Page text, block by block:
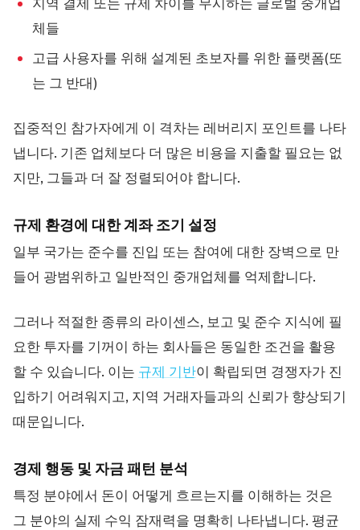
체들
고급 사용자를 위해 설계된 초보자를 위한 플랫폼(또
는 그 반대)
집중적인 참가자에게 이 격차는 레버리지 포인트를 나타
냅니다. 기존 업체보다 더 많은 비용을 지출할 필요는 없
지만, 그들과 더 잘 정렬되어야 합니다.
규제 환경에 대한 계좌 조기 설정
일부 국가는 준수를 진입 또는 참여에 대한 장벽으로 만
들어 광범위하고 일반적인 중개업체를 억제합니다.
그러나 적절한 종류의 라이센스, 보고 및 준수 지식에 필
요한 투자를 기꺼이 하는 회사들은 동일한 조건을 활용
할 수 있습니다. 이는 규제 기반이 확립되면 경쟁자가 진
입하기 어려워지고, 지역 거래자들과의 신뢰가 향상되기
때문입니다.
경제 행동 및 자금 패턴 분석
특정 분야에서 돈이 어떻게 흐르는지를 이해하는 것은
그 분야의 실제 수익 잠재력을 명확히 나타냅니다. 평균